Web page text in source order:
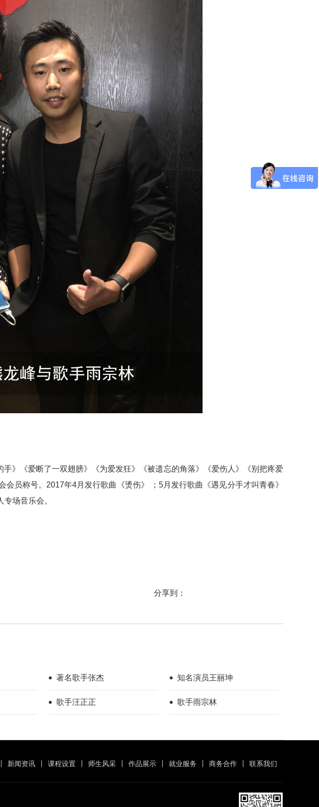
》《爱断了一双翅膀》《为爱发狂》《被遗忘的角落》《爱伤人》《别把疼爱
会员称号。 2017年4月发行歌曲《烫伤》 ；5月发行歌曲《遇见分手才叫青春》
专场音乐会。
分享到：
著名歌手张杰 知名演员王丽坤
歌手汪正正 歌手雨宗林
新闻资讯 课程设置 师生风采 作品展示 就业服务 商务合作 联系我们